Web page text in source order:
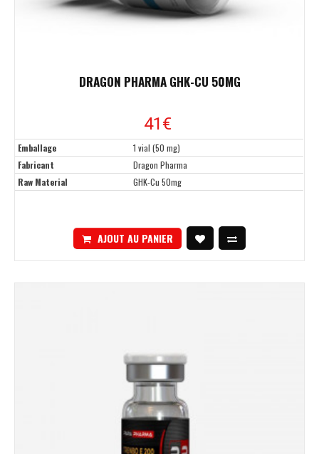
DRAGON PHARMA GHK-CU 50MG
41€
Emballage
1 vial (50 mg)
Fabricant
Dragon Pharma
Raw Material
GHK-Cu 50mg
AJOUT AU PANIER